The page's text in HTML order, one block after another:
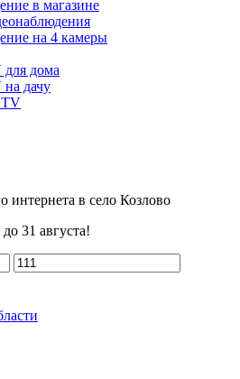
в магазине
на 4 камеры
дома
дачу
TV
интернета в село Козлово
31 августа!